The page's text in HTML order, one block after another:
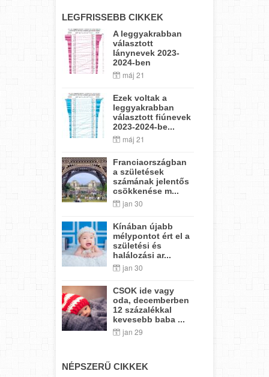
LEGFRISSEBB CIKKEK
A leggyakrabban
választott
lánynevek 2023-
2024-ben
máj 21
Ezek voltak a
leggyakrabban
választott fiúnevek
2023-2024-be...
máj 21
Franciaországban
a születések
számának jelentős
csökkenése m...
jan 30
Kínában újabb
mélypontot ért el a
születési és
halálozási ar...
jan 30
CSOK ide vagy
oda, decemberben
12 százalékkal
kevesebb baba ...
jan 29
NÉPSZERŰ CIKKEK